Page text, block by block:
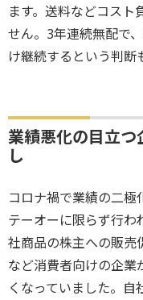
ます。送料などコスト
せん。3年連続無配で
け継続するという判断
業績悪化の目立
し
コロナ禍で業績の二
テーオーに限らず行わ
社商品の株主への販売
など消費者向けの企業
くなっていました。